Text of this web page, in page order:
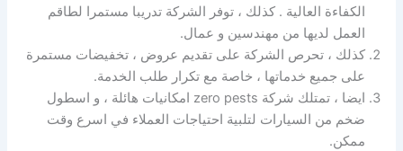
الكفاءة العالية . كذلك ، توفر الشركة تدريبا مستمرا لطاقم
العمل لديها من مهندسين و عمال.
كذلك ، تحرص الشركة على تقديم عروض ، تخفيضات مستمرة
على جميع خدماتها ، خاصة مع تكرار طلب الخدمة.
ايضا ، تمتلك شركة zero pests امكانيات هائلة ، و اسطول
ضخم من السيارات لتلبية احتياجات العملاء في اسرع وقت
ممكن.